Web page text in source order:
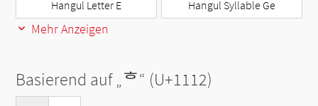
Hangul Letter E Hangul Syllable Ge
Mehr Anzeigen
Basierend auf „ᄒ“ (U+1112)